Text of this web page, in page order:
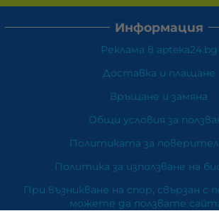
Информация
Реклама в apteka24.bg
Доставка и плащане
Връщане и замяна
Общи условия за
Политиката за
Политика за използване на
При възникване на спор, свързан с
можете да ползвате